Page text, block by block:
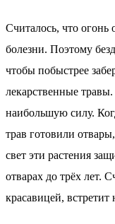
Считалось, что огонь
болезни. Поэтому
чтобы побыстрее
лекарственные
наибольшую силу.
трав готовили
свет эти растения
отварах до трёх лет.
красавицей,